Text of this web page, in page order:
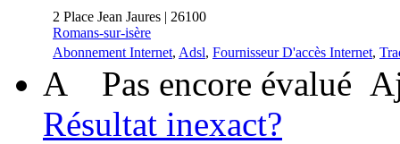
2 Place Jean Jaures | 26100
Romans-sur-isère
Abonnement Internet, Adsl, Fournisseur D'accès Internet,
A Pas encore évalué
Résultat inexact?